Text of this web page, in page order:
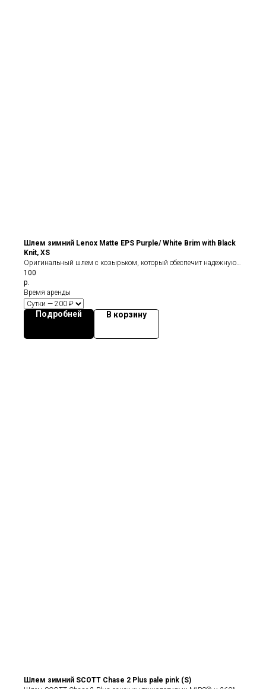
Шлем зимний Lenox Matte EPS Purple/ White Brim with Black
Knit, XS
Оригинальный шлем с козырьком, который обеспечит надежную и
комфортную защиту на доске, велосипеде или на лыжах. Где бы
Вы ни были, Lenox отлично справится с поставленной задачей.
100
р.
Время аренды
Подробней В корзину
Шлем зимний SCOTT Chase 2 Plus pale pink (S)